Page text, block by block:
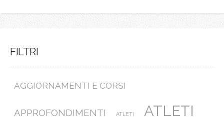
FILTRI
AGGIORNAMENTI E CORSI
APPROFONDIMENTI ATLETI
ATLETI